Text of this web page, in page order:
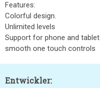
Features:
Colorful design.
Unlimited levels
Support for phone and tablet
smooth one touch controls
Entwickler: